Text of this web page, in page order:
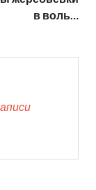
в воль…